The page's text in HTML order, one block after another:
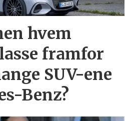
hvem
framfor
SUV-ene
Benz?